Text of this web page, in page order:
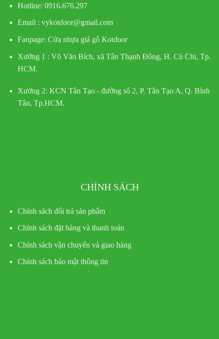
Hotline: 0916.676.297
Email : vykotdoor@gmail.com
Fanpage: Cửa nhựa giả gỗ Kotdoor
Xưởng 1 : Võ Văn Bích, xã Tân Thạnh Đông, H. Củ Chi, Tp.
HCM.
Xưởng 2: KCN Tân Tạo - đường số 2, P. Tân Tạo A, Q. Bình
Tân, Tp.HCM.
CHÍNH SÁCH
Chính sách đổi trả sản phẩm
Chính sách đặt hàng và thanh toán
Chính sách vận chuyển và giao hàng
Chính sách bảo mật thông tin